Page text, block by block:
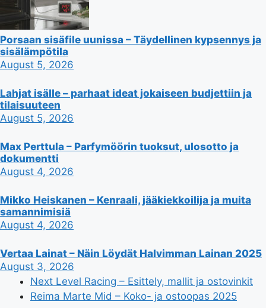
Porsaan sisäfile uunissa – Täydellinen kypsennys ja
sisälämpötila
August 5, 2026
Lahjat isälle – parhaat ideat jokaiseen budjettiin ja
tilaisuuteen
August 5, 2026
Max Perttula – Parfymöörin tuoksut, ulosotto ja
dokumentti
August 4, 2026
Mikko Heiskanen – Kenraali, jääkiekkoilija ja muita
samannimisiä
August 4, 2026
Vertaa Lainat – Näin Löydät Halvimman Lainan 2025
August 3, 2026
Next Level Racing – Esittely, mallit ja ostovinkit
Reima Marte Mid – Koko- ja ostoopas 2025